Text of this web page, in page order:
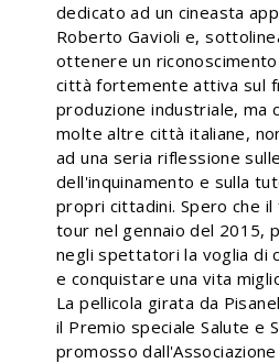
dedicato ad un cineasta
Roberto Gavioli e,
ottenere un riconoscimento
città fortemente attiva sul
produzione industriale, ma
molte altre città italiane,
ad una seria riflessione
dell'inquinamento e sulla
propri cittadini. Spero che il
tour nel gennaio del 2015,
negli spettatori la voglia di
e conquistare una vita
La pellicola girata da
il Premio speciale Salute e
promosso